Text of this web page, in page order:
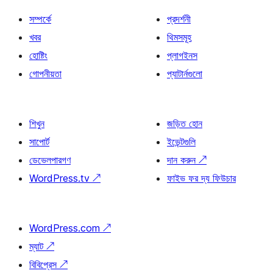
সম্পর্কে
খবর
হোষ্টিং
গোপনীয়তা
প্রদর্শনী
থিমসমূহ
প্লাগইনস
প্যাটার্নগুলো
শিখুন
সাপোর্ট
ডেভেলপারগণ
WordPress.tv ↗
জড়িত হোন
ইভেন্টগুলি
দান করুন ↗
ফাইভ ফর দ্য ফিউচার
WordPress.com ↗
ম্যাট ↗
বিবিপ্রেস ↗